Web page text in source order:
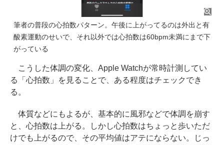
筆者の普段の心拍数パターン。午後に上がってるのは外出と有
酸素運動のせいで、それ以外では心拍数は60bpm未満にまで下
がっている
こうした体調の変化、Apple Watchが常時計測してい
る「心拍数」を見ることで、ある程度はチェックでき
る。
体質などにもよるが、基本的に風邪などで体調を崩す
と、心拍数は上がる。しかし心拍数はちょっと歩いただ
けでも上がるので、その平均値はアテにならない。じっ